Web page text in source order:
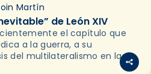
Martín
de León XIV
el capítulo que
a la guerra, a su
del multilateralismo en las
Es relevante porque la paz…